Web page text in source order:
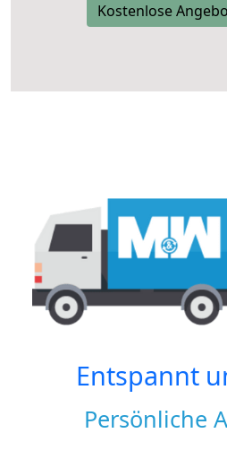
Kostenlose
Entspannt
Persönliche